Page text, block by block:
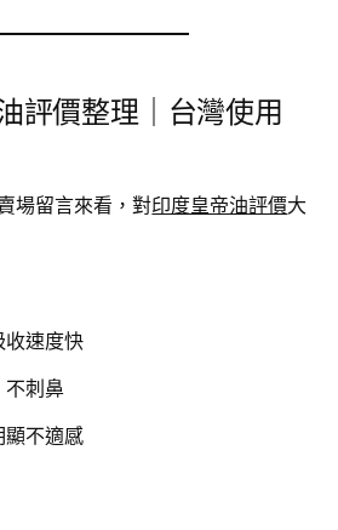
評價整理｜台灣使用
場留言來看，對印度皇帝油評價大
收速度快
不刺鼻
不適感